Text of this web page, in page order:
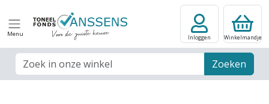
Menu
Zoek veld Zoeken
Inloggen Winkelmandje